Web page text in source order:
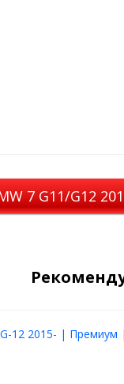
7 G11/G12
12 2015- | Премиум